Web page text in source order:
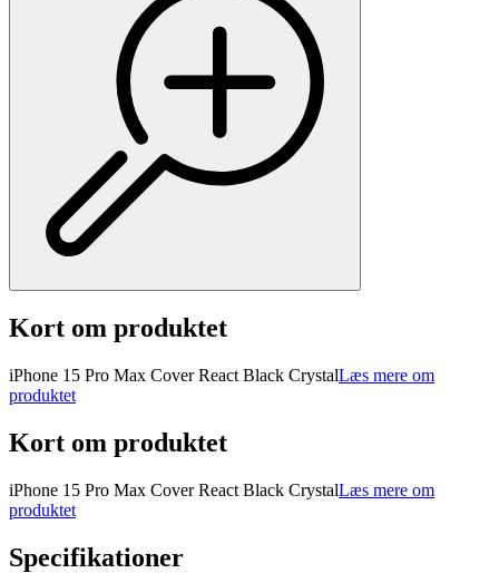
Kort om produktet
iPhone 15 Pro Max Cover React Black CrystalLæs mere om
produktet
Kort om produktet
iPhone 15 Pro Max Cover React Black CrystalLæs mere om
produktet
Specifikationer